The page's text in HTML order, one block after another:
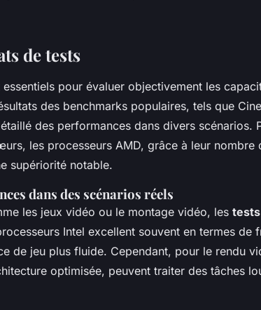
de tests
essentiels pour évaluer objectivement les
des benchmarks populaires, tels que
des performances dans divers scénarios.
les processeurs AMD, grâce à leur
supériorité notable.
dans des scénarios réels
les jeux vidéo ou le montage vidéo, les
Intel excellent souvent en termes de
de jeu plus fluide. Cependant, pour le rendu
optimisée, peuvent traiter des tâches